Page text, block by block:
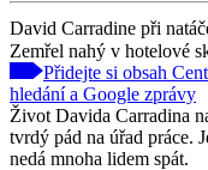
David Carradine při
Zemřel nahý v hotelové
Přidejte si obsah
hledání a Google zprávy
Život Davida Carradina
tvrdý pád na úřad práce.
nedá mnoha lidem spát.